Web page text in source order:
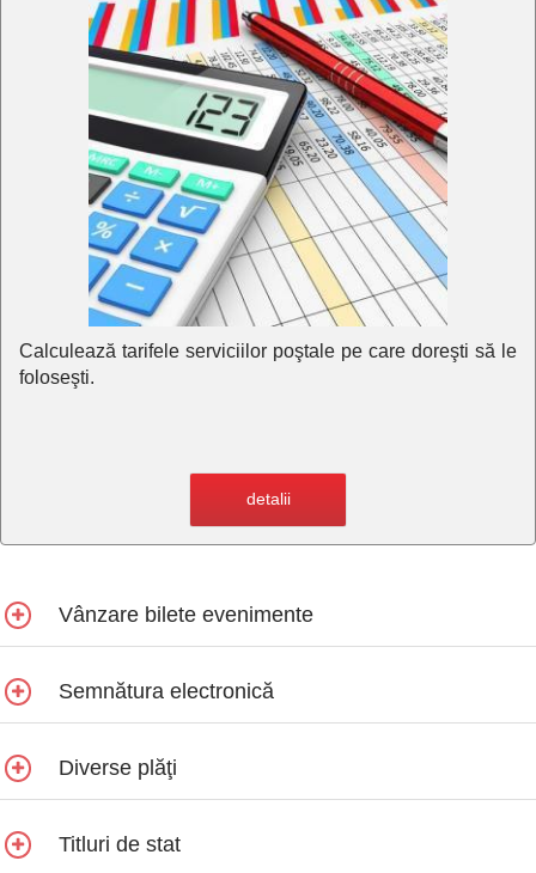
Calculează tarifele serviciilor poştale pe care doreşti să le
foloseşti.
detalii
Vânzare bilete evenimente
Semnătura electronică
Diverse plăţi
Titluri de stat